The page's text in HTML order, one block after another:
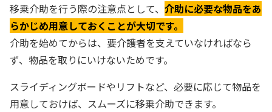
移乗介助を行う際の注意点として、 介助に必要な物品をあ
らかじめ用意しておくことが大切です。
介助を始めてからは、要介護者を支えていなければなら
ず、物品を取りにいけないためです。
スライディングボードやリフトなど、必要に応じて物品を
用意しておけば、スムーズに移乗介助できます。